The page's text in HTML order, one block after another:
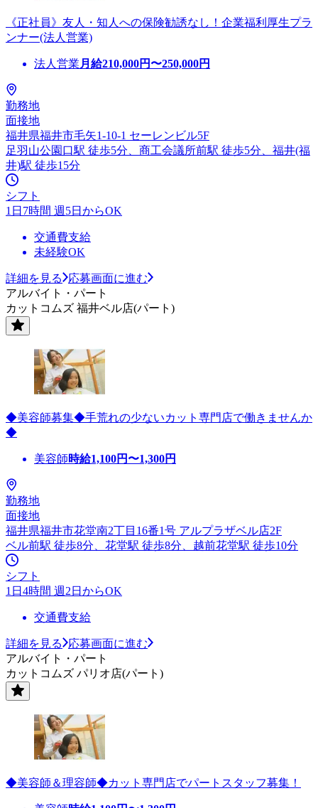
《正社員》友人・知人への保険勧誘なし！企業福利厚生プラ
ンナー(法人営業)
法人営業 月給210,000円〜250,000円
勤務地
面接地
福井県福井市毛矢1-10-1 セーレンビル5F
足羽山公園口駅 徒歩5分、商工会議所前駅 徒歩5分、福井(福
井)駅 徒歩15分
シフト
1日7時間 週5日からOK
交通費支給
未経験OK
詳細を見る
応募画面に進む
アルバイト・パート
カットコムズ 福井ベル店(パート)
◆美容師募集◆手荒れの少ないカット専門店で働きませんか
◆
美容師時給1,100円〜1,300円
勤務地
面接地
福井県福井市花堂南2丁目16番1号 アルプラザベル店2F
ベル前駅 徒歩8分、花堂駅 徒歩8分、越前花堂駅 徒歩10分
シフト
1日4時間 週2日からOK
交通費支給
詳細を見る
応募画面に進む
アルバイト・パート
カットコムズ パリオ店(パート)
◆美容師＆理容師◆カット専門店でパートスタッフ募集！